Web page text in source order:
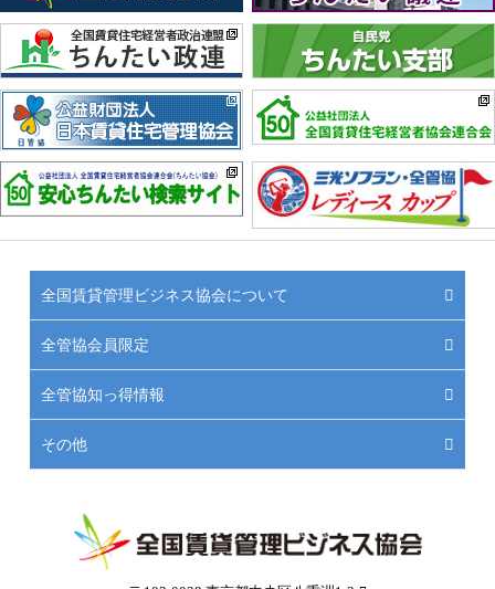
全国賃貸管理ビジネス協会について
全管協会員限定
全管協知っ得情報
その他